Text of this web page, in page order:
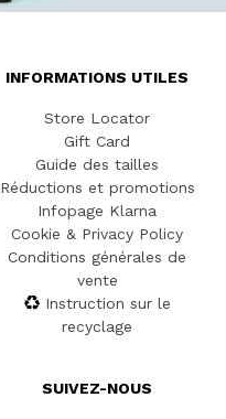
INFORMATIONS UTILES
Store Locator
Gift Card
Guide des tailles
Réductions et promotions
Infopage Klarna
Cookie & Privacy Policy
Conditions générales de
vente
Instruction sur le
recyclage
SUIVEZ-NOUS